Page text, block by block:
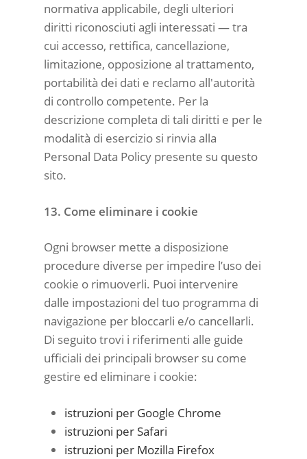
normativa applicabile, degli ulteriori
diritti riconosciuti agli interessati — tra
cui accesso, rettifica, cancellazione,
limitazione, opposizione al trattamento,
portabilità dei dati e reclamo all'autorità
di controllo competente. Per la
descrizione completa di tali diritti e per le
modalità di esercizio si rinvia alla
Personal Data Policy presente su questo
sito.
13. Come eliminare i cookie
Ogni browser mette a disposizione
procedure diverse per impedire l’uso dei
cookie o rimuoverli. Puoi intervenire
dalle impostazioni del tuo programma di
navigazione per bloccarli e/o cancellarli.
Di seguito trovi i riferimenti alle guide
ufficiali dei principali browser su come
gestire ed eliminare i cookie:
istruzioni per Google Chrome
istruzioni per Safari
istruzioni per Mozilla Firefox